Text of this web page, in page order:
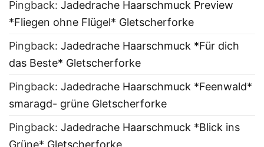
Pingback: Jadedrache Haarschmuck Preview
*Fliegen ohne Flügel* Gletscherforke
Pingback: Jadedrache Haarschmuck *Für dich
das Beste* Gletscherforke
Pingback: Jadedrache Haarschmuck *Feenwald*
smaragd- grüne Gletscherforke
Pingback: Jadedrache Haarschmuck *Blick ins
Grüne* Gletscherforke